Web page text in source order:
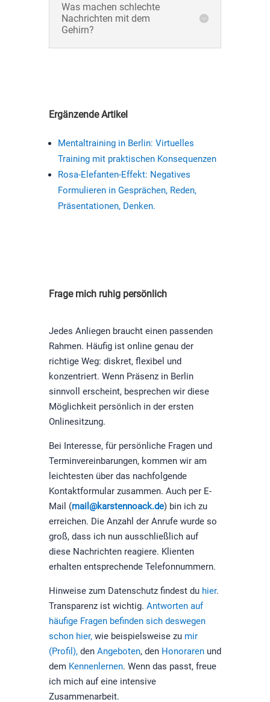
Was machen schlechte
Nachrichten mit dem
Gehirn?
Ergänzende Artikel
Mentaltraining in Berlin: Virtuelles
Training mit praktischen Konsequenzen
Rosa-Elefanten-Effekt: Negatives
Formulieren in Gesprächen, Reden,
Präsentationen, Denken.
Frage mich ruhig persönlich
Jedes Anliegen braucht einen passenden
Rahmen. Häufig ist online genau der
richtige Weg: diskret, flexibel und
konzentriert. Wenn Präsenz in Berlin
sinnvoll erscheint, besprechen wir diese
Möglichkeit persönlich in der ersten
Onlinesitzung.
Bei Interesse, für persönliche Fragen und
Terminvereinbarungen, kommen wir am
leichtesten über das nachfolgende
Kontaktformular zusammen. Auch per E-
Mail (mail@karstennoack.de) bin ich zu
erreichen. Die Anzahl der Anrufe wurde so
groß, dass ich nun ausschließlich auf
diese Nachrichten reagiere. Klienten
erhalten entsprechende Telefonnummern.
Hinweise zum Datenschutz findest du hier.
Transparenz ist wichtig. Antworten auf
häufige Fragen befinden sich deswegen
schon hier,wie beispielsweise zu mir
(Profil),den Angeboten, den Honorarenund
dem Kennenlernen. Wenn das passt, freue
ich mich auf eine intensive
Zusammenarbeit.